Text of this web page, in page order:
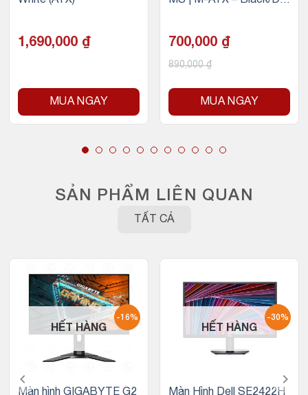
1,690,000 ₫
MUA NGAY
700,000 ₫
890,000₫
MUA NGAY
SẢN PHẨM LIÊN QUAN
TẤT CẢ
-16%
HẾT HÀNG
Màn hình GIGABYTE G2
-30%
HẾT HÀNG
Màn Hình Dell SE2422H